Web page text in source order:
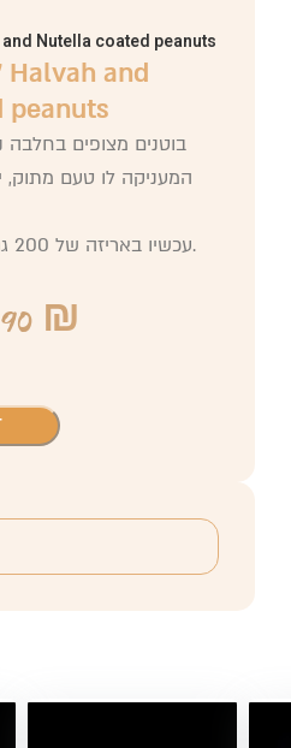
Nutella coated peanuts
Halvah and
peanuts
בוטנים מצופים בחלבה
המעניקה לו טעם מתוק,
עכשיו באריזה של 200 גר׳ ששומרת על הטריות.
₪